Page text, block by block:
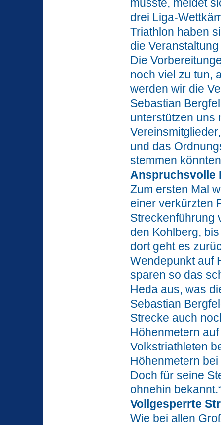
musste, meldet
drei Liga-
Triathlon haben
die
Die
noch viel zu tun,
werden wir die
Sebastian
unterstützen uns
und das
stemmen
Anspruchsvolle
Zum ersten Mal
einer verkürzten
Streckenführung
den Kohlberg,
dort geht es
Wendepunkt auf
sparen so das
Heda aus, was
Sebastian
Strecke auch
Höhenmetern
Volkstriathleten
Höhenmetern
Doch für seine
ohnehin
Vollgesperrte
Wie bei allen